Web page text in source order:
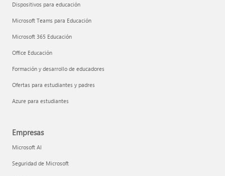
Dispositivos para educación
Microsoft Teams para Educación
Microsoft 365 Educación
Office Educación
Formación y desarrollo de educadores
Ofertas para estudiantes y padres
Azure para estudiantes
Empresas
Microsoft AI
Seguridad de Microsoft